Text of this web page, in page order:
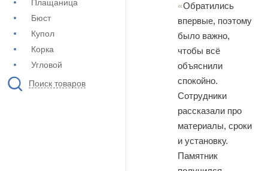
Плащаница
Бюст
Купол
Корка
Угловой
Поиск товаров
Обратились
впервые, поэтому
было важно,
чтобы всё
объяснили
спокойно.
Сотрудники
рассказали про
материалы, сроки
и установку.
Памятник